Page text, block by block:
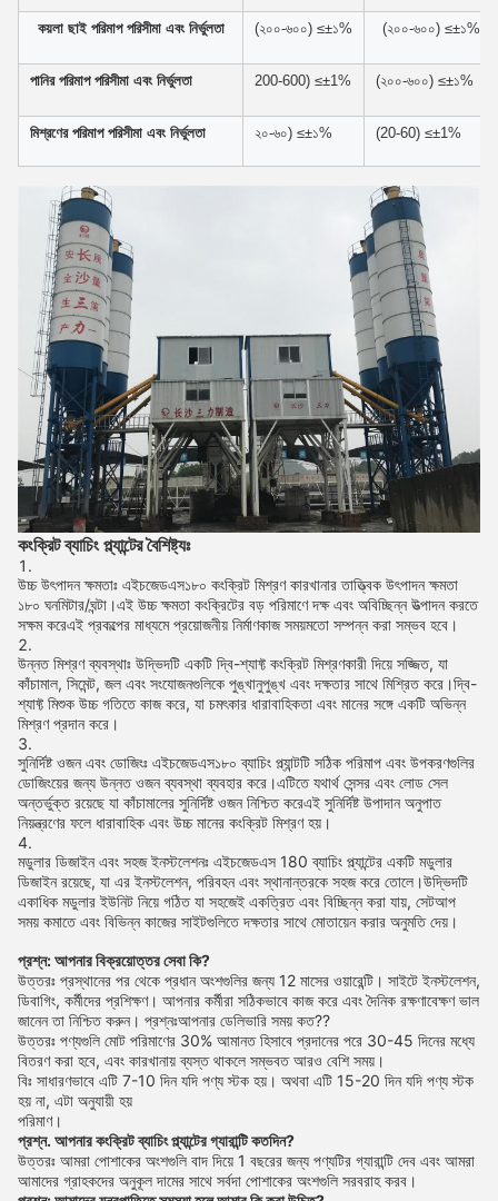
কয়লা ছাই পরিমাপ পরিসীমা এবং নির্ভুলতা
(২০০-৬০০) ≤±১% (২০০-৬০০) ≤±১%
পানির পরিমাপ পরিসীমা এবং নির্ভুলতা 200-600) ≤±1% (২০০-৬০০) ≤±১%
মিশ্রণের পরিমাপ পরিসীমা এবং নির্ভুলতা ২০-৬০) ≤±১% (20-60) ≤±1%
কংক্রিট ব্যাচিং প্ল্যান্টের বৈশিষ্ট্যঃ
উচ্চ উৎপাদন ক্ষমতাঃ এইচজেডএস১৮০ কংক্রিট মিশ্রণ কারখানার তাত্ত্বিক উৎপাদন ক্ষমতা
১৮০ ঘনমিটার/ঘন্টা।এই উচ্চ ক্ষমতা কংক্রিটের বড় পরিমাণে দক্ষ এবং অবিচ্ছিন্ন উত্পাদন করতে
সক্ষম করেএই প্রকল্পের মাধ্যমে প্রয়োজনীয় নির্মাণকাজ সময়মতো সম্পন্ন করা সম্ভব হবে।
উন্নত মিশ্রণ ব্যবস্থাঃ উদ্ভিদটি একটি দ্বি-শ্যাফ্ট কংক্রিট মিশ্রণকারী দিয়ে সজ্জিত, যা
কাঁচামাল, সিমেন্ট, জল এবং সংযোজনগুলিকে পুঙ্খানুপুঙ্খ এবং দক্ষতার সাথে মিশ্রিত করে।দ্বি-
শ্যাফ্ট মিশুক উচ্চ গতিতে কাজ করে, যা চমৎকার ধারাবাহিকতা এবং মানের সঙ্গে একটি অভিন্ন
মিশ্রণ প্রদান করে।
সুনির্দিষ্ট ওজন এবং ডোজিংঃ এইচজেডএস১৮০ ব্যাচিং প্ল্যান্টটি সঠিক পরিমাপ এবং উপকরণগুলির
ডোজিংয়ের জন্য উন্নত ওজন ব্যবস্থা ব্যবহার করে।এটিতে যথার্থ সেন্সর এবং লোড সেল
অন্তর্ভুক্ত রয়েছে যা কাঁচামালের সুনির্দিষ্ট ওজন নিশ্চিত করেএই সুনির্দিষ্ট উপাদান অনুপাত
নিয়ন্ত্রণের ফলে ধারাবাহিক এবং উচ্চ মানের কংক্রিট মিশ্রণ হয়।
মডুলার ডিজাইন এবং সহজ ইনস্টলেশনঃ এইচজেডএস 180 ব্যাচিং প্ল্যান্টের একটি মডুলার
ডিজাইন রয়েছে, যা এর ইনস্টলেশন, পরিবহন এবং স্থানান্তরকে সহজ করে তোলে।উদ্ভিদটি
একাধিক মডুলার ইউনিট নিয়ে গঠিত যা সহজেই একত্রিত এবং বিচ্ছিন্ন করা যায়, সেটআপ
সময় কমাতে এবং বিভিন্ন কাজের সাইটগুলিতে দক্ষতার সাথে মোতায়েন করার অনুমতি দেয়।
প্রশ্ন: আপনার বিক্রয়োত্তর সেবা কি?
উত্তরঃ প্রস্থানের পর থেকে প্রধান অংশগুলির জন্য 12 মাসের ওয়ারেন্টি। সাইটে ইনস্টলেশন,
ডিবাগিং, কর্মীদের প্রশিক্ষণ। আপনার কর্মীরা সঠিকভাবে কাজ করে এবং দৈনিক রক্ষণাবেক্ষণ ভাল
জানেন তা নিশ্চিত করুন। প্রশ্নঃআপনার ডেলিভারি সময় কত??
উত্তরঃ পণ্যগুলি মোট পরিমাণের 30% আমানত হিসাবে প্রদানের পরে 30-45 দিনের মধ্যে
বিতরণ করা হবে, এবং কারখানায় ব্যস্ত থাকলে সম্ভবত আরও বেশি সময়।
বিঃ সাধারণভাবে এটি 7-10 দিন যদি পণ্য স্টক হয়। অথবা এটি 15-20 দিন যদি পণ্য স্টক
হয় না, এটা অনুযায়ী হয়
পরিমাণ।
প্রশ্ন. আপনার কংক্রিট ব্যাচিং প্ল্যান্টের গ্যারান্টি কতদিন?
উত্তরঃ আমরা পোশাকের অংশগুলি বাদ দিয়ে 1 বছরের জন্য পণ্যটির গ্যারান্টি দেব এবং আমরা
আমাদের গ্রাহকদের অনুকূল দামের সাথে সর্বদা পোশাকের অংশগুলি সরবরাহ করব।